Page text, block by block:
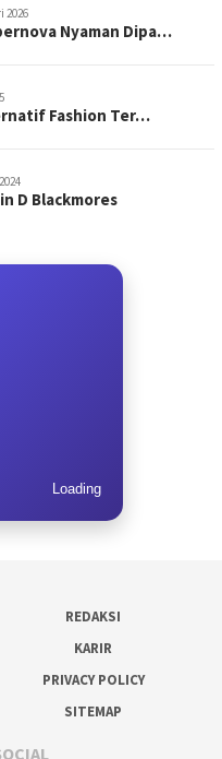
2026
Nyaman Dipa…
Fashion Ter…
D Blackmores
Loading
REDAKSI
KARIR
PRIVACY POLICY
SITEMAP